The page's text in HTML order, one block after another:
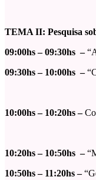
TEMA II: Pesquisa
09:00hs – 09:30hs –
09:30hs – 10:00hs –
10:00hs – 10:20hs –
10:20hs – 10:50hs –
10:50hs – 11:20hs –